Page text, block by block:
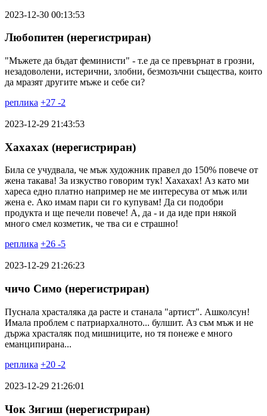
2023-12-30 00:13:53
Любопитен (нерегистриран)
"Мъжете да бъдат феминисти" - т.е да се превърнат в грозни,
незадоволени, истерични, злобни, безмозъчни същества, които
да мразят другите мъже и себе си?
реплика +27 -2
2023-12-29 21:43:53
Хахахах (нерегистриран)
Била се учудвала, че мъж художник правел до 150% повече от
жена такава! За изкуство говорим тук! Хахахах! Аз като ми
хареса едно платно например не ме интересува от мъж или
жена е. Ако имам пари си го купувам! Да си подобри
продукта и ще печели повече! А, да - и да иде при някой
много смел козметик, че тва си е страшно!
реплика +26 -5
2023-12-29 21:26:23
чичо Симо (нерегистриран)
Пуснала храсталяка да расте и станала "артист". Ашколсун!
Имала проблем с патриархалното... булшит. Аз съм мъж и не
държа храсталяк под мишниците, но тя понеже е много
еманципирана...
реплика +20 -2
2023-12-29 21:26:01
Чок Зигиш (нерегистриран)